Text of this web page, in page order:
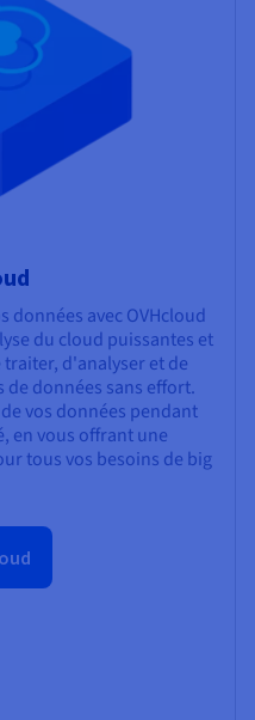
données avec OVHcloud
du cloud puissantes et
d'analyser et de
de données sans effort.
vos données pendant
en vous offrant une
tous vos besoins de big